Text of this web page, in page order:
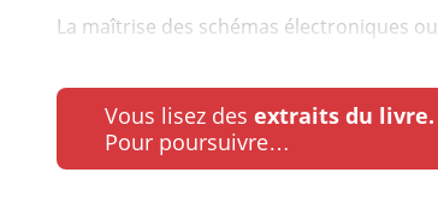
La maîtrise des schémas électroniques
Vous lisez des extraits du livre.
Pour poursuivre…